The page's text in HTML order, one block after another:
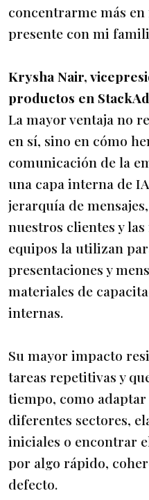
concentrarme más
presente con mi
Krysha Nair,
productos en
La mayor ventaja no
en sí, sino en cómo
comunicación de la
una capa interna de
jerarquía de
nuestros clientes y
equipos la utilizan
presentaciones y
materiales de
internas.
Su mayor impacto
tareas repetitivas y
tiempo, como adaptar
diferentes sectores,
iniciales o encontrar
por algo rápido,
defecto.